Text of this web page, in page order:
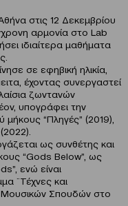
στις 12 Δεκεμβρίου
αρμονία στο Lab
ιδιαίτερα μαθήματα
σε εφηβική ηλικία,
έχοντας συνεργαστεί
ζωντανών
υπογράφει την
μήκους “Πληγές” (2019),
ως συνθέτης και
“Gods Below”, ως
ενώ είναι
¨Τέχνες και
Μουσικών Σπουδών στο